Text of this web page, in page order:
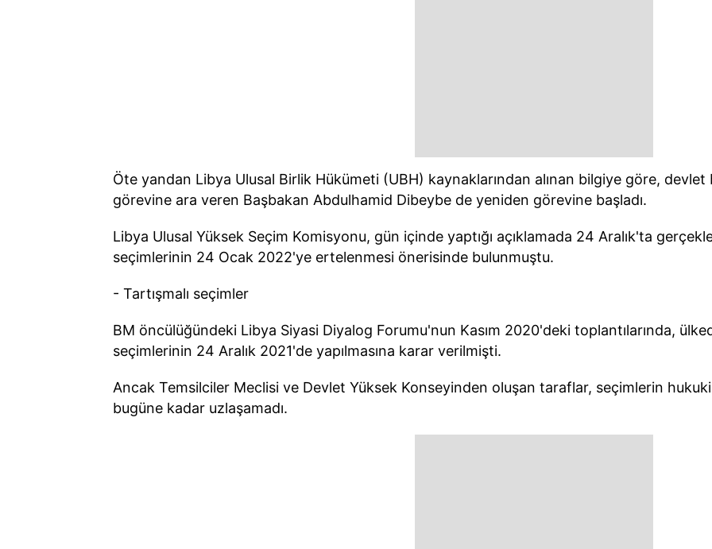
Öte yandan Libya Ulusal Birlik Hükümeti (UBH) kaynaklarından alınan bilgiye göre, devlet
görevine ara veren Başbakan Abdulhamid Dibeybe de yeniden görevine başladı.
Libya Ulusal Yüksek Seçim Komisyonu, gün içinde yaptığı açıklamada 24 Aralık'ta
seçimlerinin 24 Ocak 2022'ye ertelenmesi önerisinde bulunmuştu.
- Tartışmalı seçimler
BM öncülüğündeki Libya Siyasi Diyalog Forumu'nun Kasım 2020'deki toplantılarında,
seçimlerinin 24 Aralık 2021'de yapılmasına karar verilmişti.
Ancak Temsilciler Meclisi ve Devlet Yüksek Konseyinden oluşan taraflar, seçimlerin hukuki
bugüne kadar uzlaşamadı.